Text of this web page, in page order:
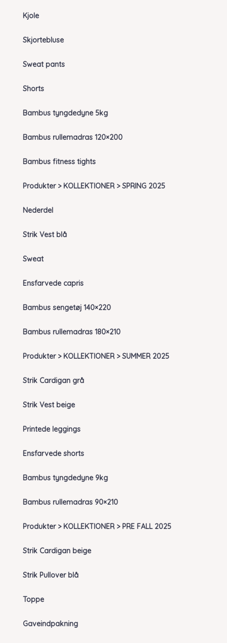
Kjole
Skjortebluse
Sweat pants
Shorts
Bambus tyngdedyne 5kg
Bambus rullemadras 120×200
Bambus fitness tights
Produkter > KOLLEKTIONER > SPRING 2025
Nederdel
Strik Vest blå
Sweat
Ensfarvede capris
Bambus sengetøj 140×220
Bambus rullemadras 180×210
Produkter > KOLLEKTIONER > SUMMER 2025
Strik Cardigan grå
Strik Vest beige
Printede leggings
Ensfarvede shorts
Bambus tyngdedyne 9kg
Bambus rullemadras 90×210
Produkter > KOLLEKTIONER > PRE FALL 2025
Strik Cardigan beige
Strik Pullover blå
Toppe
Gaveindpakning